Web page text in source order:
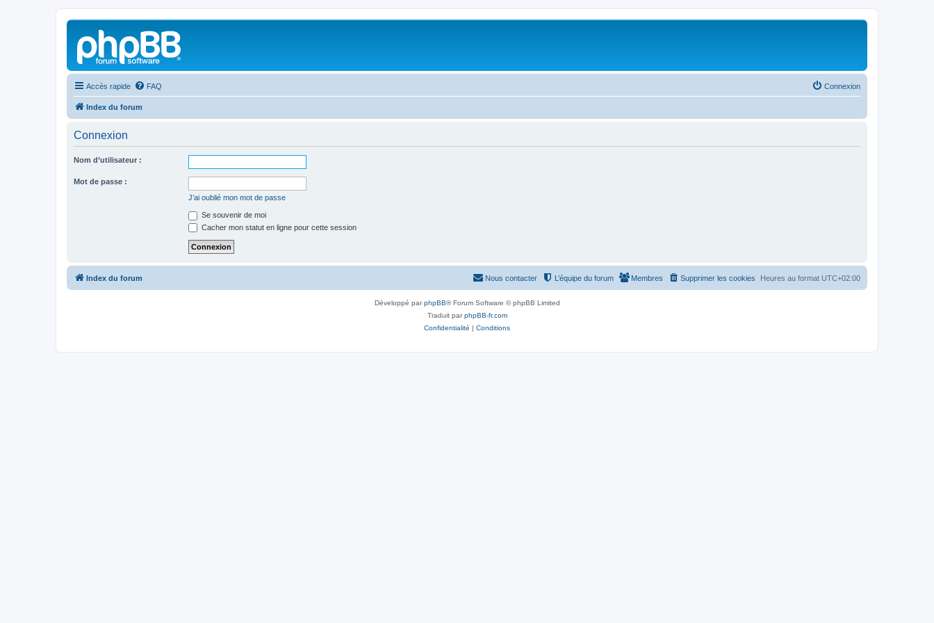
Accès rapide FAQ Connexion
Index du forum
Connexion
Nom d’utilisateur :
Mot de passe :
J’ai oublié mon mot de passe
Se souvenir de moi
Cacher mon statut en ligne pour cette session
Index du forum Heures au format UTC+02:00
Supprimer les cookies
Membres
L’équipe du forum
Nous contacter
Développé parphpBB® Forum Software © phpBB Limited
Traduit parphpBB-fr.com
Confidentialité | Conditions